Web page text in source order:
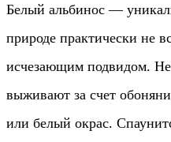
Белый альбинос —
природе практически не
исчезающим подвидом.
выживают за счет
или белый окрас.